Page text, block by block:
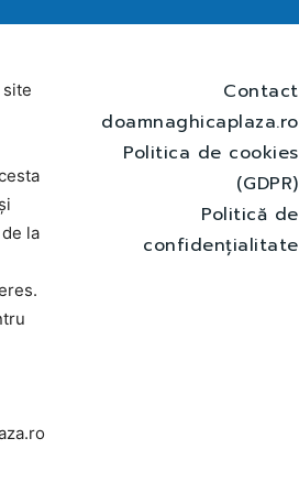
site
la
Contact
doamnaghicaplaza.ro
Politica de cookies
(GDPR)
Politică de
confidențialitate